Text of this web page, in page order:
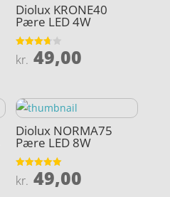
Diolux KRONE40
Pære LED 4W
Vurderet
3.7
kr. 49,00
Diolux NORMA75
Pære LED 8W
Vurderet
5
kr. 49,00